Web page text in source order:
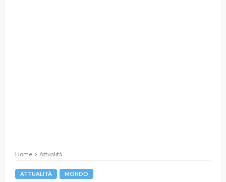
Home Attualità
ATTUALITÀ MONDO